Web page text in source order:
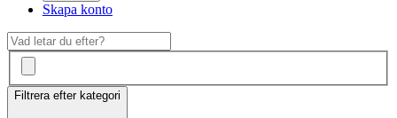
Skapa konto
Filtrera efter kategori